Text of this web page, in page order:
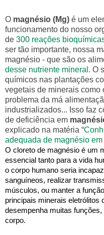
O magnésio (Mg) é um
funcionamento do nosso
de 300 reações
ser tão importante, nossa
magnésio - que são os
desse nutriente mineral . O
químicos nas plantações
vegetais de minerais como
problema da má
industrializados... Isso faz
de deficiência em
explicado na matéria “
adequada de magnésio
O cloreto de magnésio é um
essencial tanto para a vida
o corpo humano seria
sanguíneos, realizar
músculos, ou manter a
principais minerais eletrólitos
desempenha muitas
corpo.